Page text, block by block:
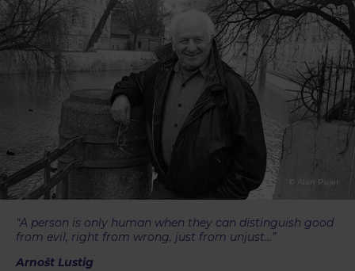
© Alan Pajer
“A person is only human when they can distinguish good
from evil, right from wrong, just from unjust…”
Arnošt Lustig